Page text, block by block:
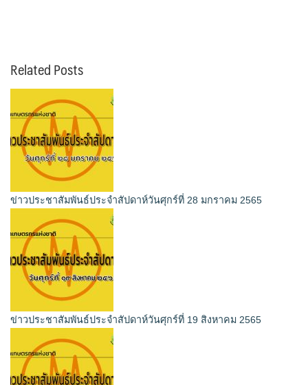
Related Posts
ข่าวประชาสัมพันธ์ประจำสัปดาห์วันศุกร์ที่ 28 มกราคม 2565
ข่าวประชาสัมพันธ์ประจำสัปดาห์วันศุกร์ที่ 19 สิงหาคม 2565